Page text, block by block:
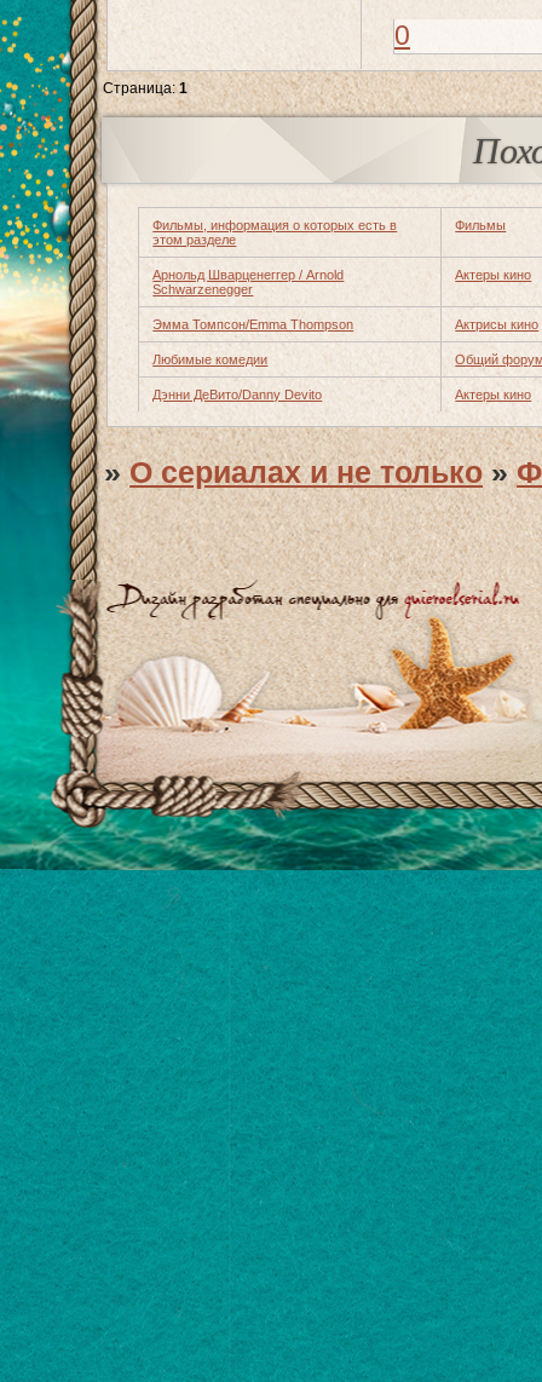
0
Страница:1
Фильмы, информация о которых есть в
этом разделе
Фильмы
Арнольд Шварценеггер / Arnold
Schwarzenegger
Актеры кино
Эмма Томпсон/Emma Thompson Актрисы кино
Любимые комедии Общий
Дэнни ДеВито/Danny Devito Актеры кино
»О сериалах и не только »